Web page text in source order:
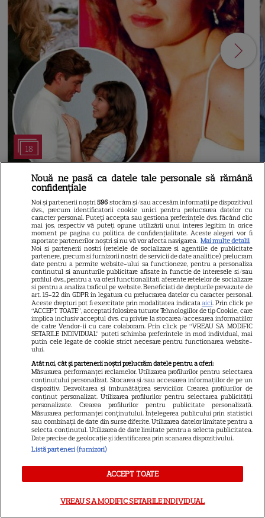
18
RECOMANDĂRI
„Sărmana Maria” intră pe
VOYO. Cum arată Thalía la 30
de ani după rolul care a făcut-o
celebră
ARTICOLE PARTENERI
Horoscop Urania | Previziuni
astrologice pentru perioada 1 –
7 august 2026. Venus va intra
în zodia Balanței
Ulei de perilla – ce este și ce
Nouă ne pasă ca datele tale personale să rămână
confidențiale
Noi și partenerii noștri596 stocăm și/sau accesăm informații pe dispozitivul
dvs., precum identificatorii cookie unici pentru prelucrarea datelor cu
caracter personal. Puteți accepta sau gestiona preferințele dvs. făcând clic
mai jos, respectiv vă puteți opune utilizării unui interes legitim în orice
moment pe pagina cu politica de confidențialitate. Aceste alegeri vor fi
raportate partenerilor noștri și nu vă vor afecta navigarea. Mai multe detalii
Noi si partenerii nostri (retelele de socializare si agentiile de publicitate
partenere, precum si furnizorii nostri de servicii de date analitice) prelucram
date pentru a permite website-ului sa functioneze, pentru a personaliza
continutul si anunturile publicitare afisate in functie de interesele si/sau
profilul dvs., pentru a va oferi functionalitati aferente retelelor de socializare
si pentru a analiza traficul pe website. Beneficiati de drepturile prevazute de
art. 15-22 din GDPR in legatura cu prelucrarea datelor cu caracter personal.
Aceste drepturi pot fi exercitate prin modalitatea indicataaici. Prin click pe
“ACCEPT TOATE”, acceptati folosirea tuturor Tehnologiilor de tip Cookie, care
implica inclusiv acceptul dvs. cu privire la stocarea/accesarea informatiilor
de catre Vendor-ii cu care colaboram. Prin click pe “VREAU SA MODIFIC
SETARILE INDIVIDUAL” puteti schimba preferintele in mod individual, mai
putin cele legate de cookie strict necesare pentru functionarea website-
ului.
Atât noi, cât și partenerii noștri prelucrăm datele pentru a oferi:
Măsurarea performanței reclamelor. Utilizarea profilurilor pentru selectarea
conținutului personalizat. Stocarea și/sau accesarea informațiilor de pe un
dispozitiv. Dezvoltarea și îmbunătățirea serviciilor. Crearea profilurilor de
conținut personalizat. Utilizarea profilurilor pentru selectarea publicității
personalizate. Crearea profilurilor pentru publicitate personalizată.
Măsurarea performanței conținutului. Înțelegerea publicului prin statistici
sau combinații de date din surse diferite. Utilizarea datelor limitate pentru a
selecta conținutul. Utilizarea de date limitate pentru a selecta publicitatea.
Date precise de geolocație și identificarea prin scanarea dispozitivului.
Listă parteneri (furnizori)
ACCEPT TOATE
VREAU SA MODIFIC SETARILE INDIVIDUAL